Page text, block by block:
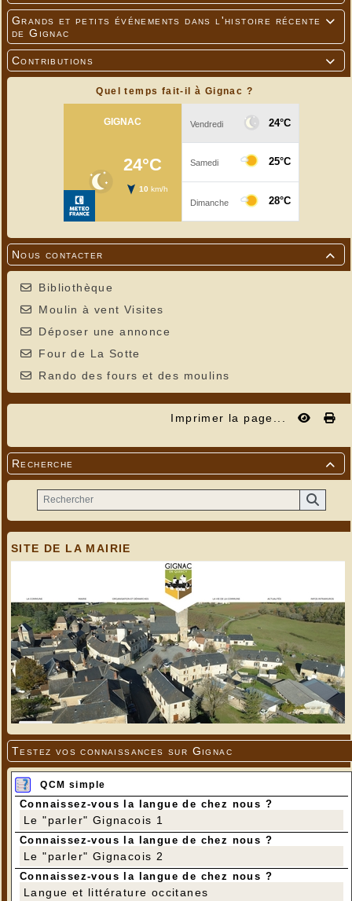

Grands et petits événements dans l'histoire récente
de Gignac

Contributions
Quel temps fait-il à Gignac ?

Nous contacter
Bibliothèque
Moulin à vent Visites
Déposer une annonce
Four de La Sotte
Rando des fours et des moulins
Imprimer la page...

Recherche
SITE DE LA MAIRIE
Testez vos connaissances sur Gignac
QCM simple
Connaissez-vous la langue de chez nous ?
Le "parler" Gignacois 1
Connaissez-vous la langue de chez nous ?
Le "parler" Gignacois 2
Connaissez-vous la langue de chez nous ?
Langue et littérature occitanes